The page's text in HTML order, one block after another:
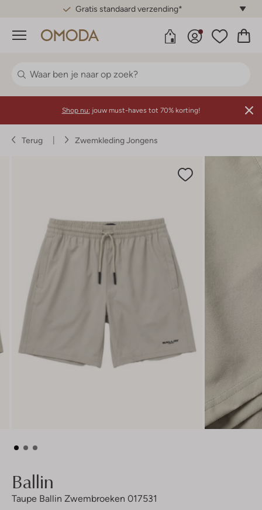
Gratis standaard verzending*
Menu
Shop nu: jouw must-haves tot 70% korting!
Terug Zwemkleding Jongens
Ballin
Taupe Ballin Zwembroeken 017531